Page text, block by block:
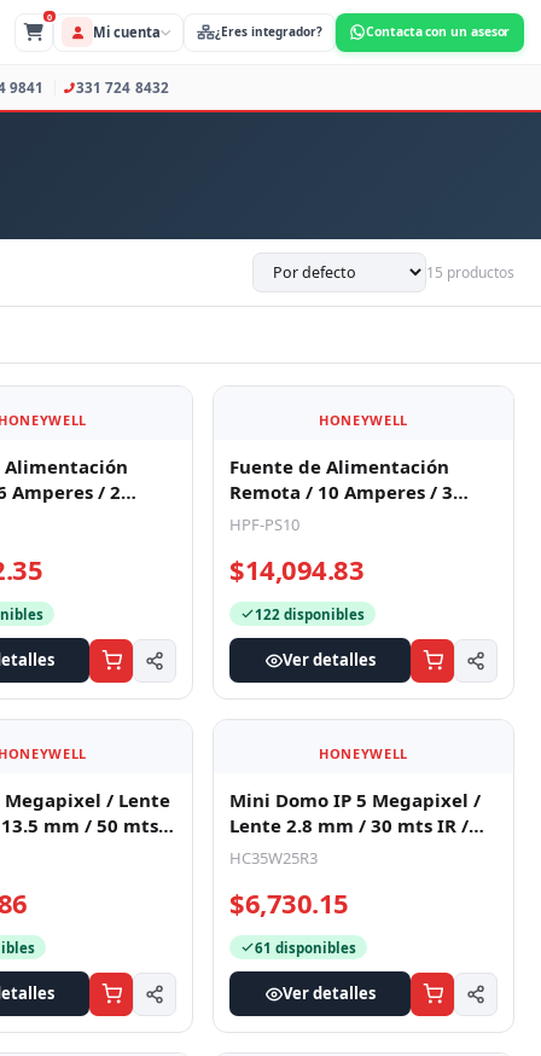
0
Mi cuenta
Profesionales 373 734 9841 331 724 8432
15 productos
HONEYWELL
Alimentación
Amperes / 2
Salidas NAC o
HONEYWELL
Fuente de Alimentación
Remota / 10 Amperes / 3
Entradas / 7 Salidas NAC o
HPF-PS10
$14,094.83
122 disponibles
Ver detalles
HONEYWELL
Megapixel / Lente
mm / 50 mts
Iluminac
HONEYWELL
Mini Domo IP 5 Megapixel /
Lente 2.8 mm / 30 mts IR /
Ultra Baja Iluminación / N
HC35W25R3
$6,730.15
61 disponibles
Ver detalles